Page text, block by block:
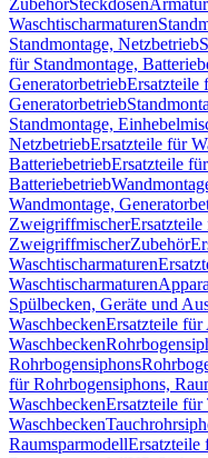
ZubehörSteckdosen
Waschtischarmaturen
Standmontage, Netzbetrieb
für Standmontage,
GeneratorbetriebErsatzteile
Generatorbetrieb
Standmontage,
NetzbetriebErsatzteile für
BatteriebetriebErsatzteile
Batteriebetrieb
Wandmontage,
ZweigriffmischerErsatzteile
ZweigriffmischerZubehör
Waschtischarmaturen
Waschtischarmaturen
Spülbecken, Geräte und
WaschbeckenErsatzteile
Waschbecken
Rohrbogensiphons
für Rohrbogensiphons,
WaschbeckenErsatzteile für
Waschbecken
RaumsparmodellErsatzteile